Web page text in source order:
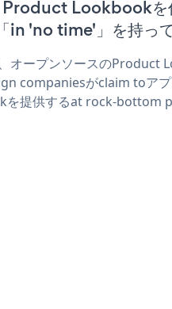
Lookbookを
in 'no time'」を持って
オープンソースのProduct
companiesがclaim toア
を提供するat rock-bottom